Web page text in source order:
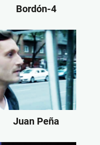
Bordón-4
Juan Peña